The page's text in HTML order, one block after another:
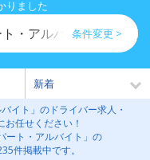
りました
・アルバイトのドライ
条件変更 >
イト」のドライバー求人・
お任せください！
ート・アルバイト」の
件掲載中です。